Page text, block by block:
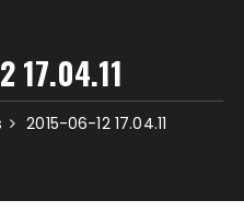
17.04.11
2015-06-12 17.04.11